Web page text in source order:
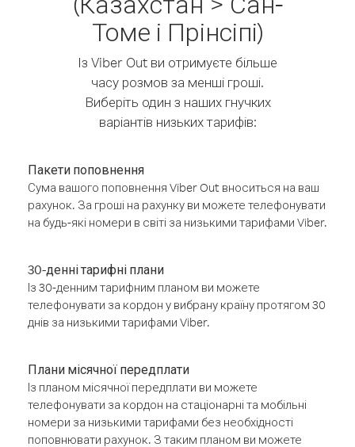
Томе і Прінсіпі)
Із Viber Out ви отримуєте більше
часу розмов за менші гроші.
Виберіть один з наших гнучких
варіантів низьких тарифів:
Пакети поповнення
Сума вашого поповнення Viber Out вноситься на ваш
рахунок. За гроші на рахунку ви можете телефонувати
на будь-які номери в світі за низькими тарифами Viber.
30-денні тарифні плани
Із 30-денним тарифним планом ви можете
телефонувати за кордон у вибрану країну протягом 30
днів за низькими тарифами Viber.
Плани місячної передплати
Із планом місячної передплати ви можете
телефонувати за кордон на стаціонарні та мобільні
номери за низькими тарифами без необхідності
поповнювати рахунок. З таким планом ви можете